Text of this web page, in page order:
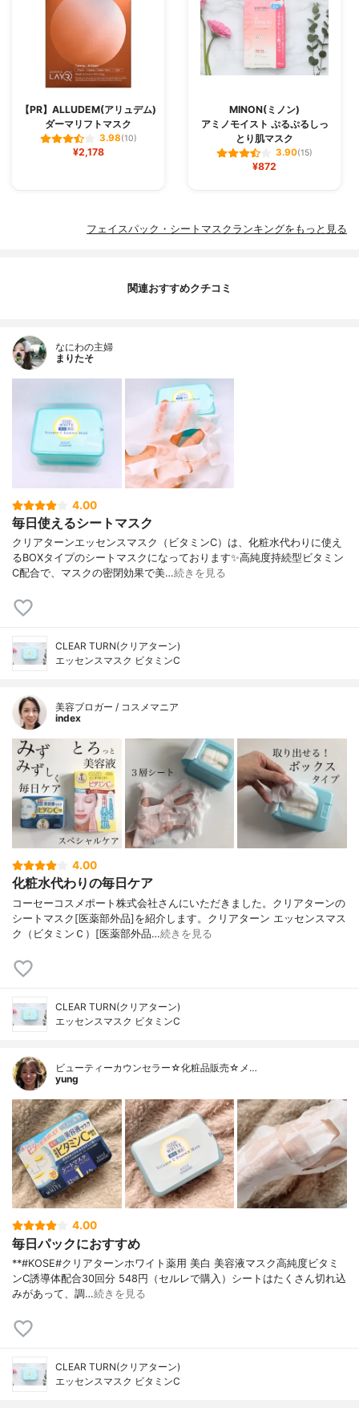
【PR】ALLUDEM(アリュデム)
ダーマリフトマスク
3.98(10)
¥2,178
MINON(ミノン)
アミノモイスト ぷるぷるしっ
とり肌マスク
3.90(15)
¥872
フェイスパック・シートマスクランキングをもっと見る
関連おすすめクチコミ
なにわの主婦
まりたそ
4.00
毎日使えるシートマスク
クリアターンエッセンスマスク（ビタミンC）は、化粧水代わりに使え
るBOXタイプのシートマスクになっております✨高純度持続型ビタミン
C配合で、マスクの密閉効果で美…続きを見る
CLEAR TURN(クリアターン)
エッセンスマスク ビタミンC
美容ブロガー / コスメマニア
index
4.00
化粧水代わりの毎日ケア
コーセーコスメポート株式会社さんにいただきました。クリアターンの
シートマスク[医薬部外品]を紹介します。クリアターン エッセンスマス
ク（ビタミンＣ）[医薬部外品…続きを見る
CLEAR TURN(クリアターン)
エッセンスマスク ビタミンC
ビューティーカウンセラー☆化粧品販売☆メ…
yung
4.00
毎日パックにおすすめ
**#KOSE#クリアターンホワイト薬用 美白 美容液マスク高純度ビタミ
ンC誘導体配合⁡30回分 548円（セルレで購入）⁡シートはたくさん切れ込
みがあって、調…続きを見る
CLEAR TURN(クリアターン)
エッセンスマスク ビタミンC